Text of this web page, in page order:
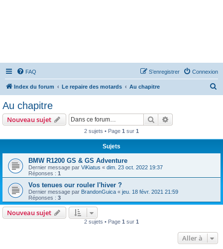
FAQ Connexion
S’enregistrer
Index du forum Le repaire des motards Au chapitre
Au chapitre
Nouveau sujet Rechercher
2 sujets • Page 1 sur 1
Sujets
BMW R1200 GS & GS Adventure
Dernier message par ViKiatus « dim. 23 oct. 2022 19:37
Réponses : 1
Vos tenues our rouler l'hiver ?
Dernier message par BrandonGuica « jeu. 18 févr. 2021 21:59
Réponses : 3
Nouveau sujet
2 sujets • Page 1 sur 1
Aller à